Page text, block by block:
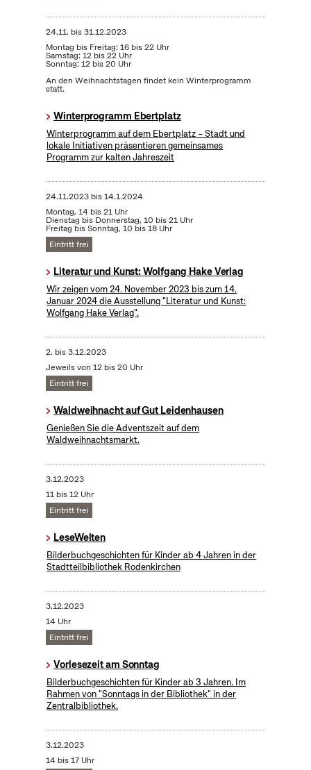
24.11. bis31.12.2023
Montag bis Freitag: 16 bis 22 Uhr
Samstag: 12 bis 22 Uhr
Sonntag: 12 bis 20 Uhr
An den Weihnachtstagen findet kein Winterprogramm
statt.
Winterprogramm Ebertplatz
Winterprogramm auf dem Ebertplatz – Stadt und
lokale Initiativen präsentieren gemeinsames
Programm zur kalten Jahreszeit
24.11.2023bis14.1.2024
Montag, 14 bis 21 Uhr
Dienstag bis Donnerstag, 10 bis 21 Uhr
Freitag bis Sonntag, 10 bis 18 Uhr
Eintritt frei
Literatur und Kunst: Wolfgang Hake Verlag
Wir zeigen vom 24. November 2023 bis zum 14.
Januar 2024 die Ausstellung "Literatur und Kunst:
Wolfgang Hake Verlag".
2. bis3.12.2023
Jeweils von 12 bis 20 Uhr
Eintritt frei
Waldweihnacht auf Gut Leidenhausen
Genießen Sie die Adventszeit auf dem
Waldweihnachtsmarkt.
3.12.2023
11 bis 12 Uhr
Eintritt frei
LeseWelten
Bilderbuchgeschichten für Kinder ab 4 Jahren in der
Stadtteilbibliothek Rodenkirchen
3.12.2023
14 Uhr
Eintritt frei
Vorlesezeit am Sonntag
Bilderbuchgeschichten für Kinder ab 3 Jahren. Im
Rahmen von "Sonntags in der Bibliothek" in der
Zentralbibliothek.
3.12.2023
14 bis 17 Uhr